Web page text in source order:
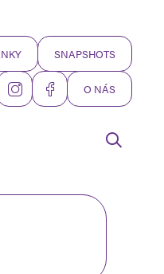
SNAPSHOTS
O NÁS